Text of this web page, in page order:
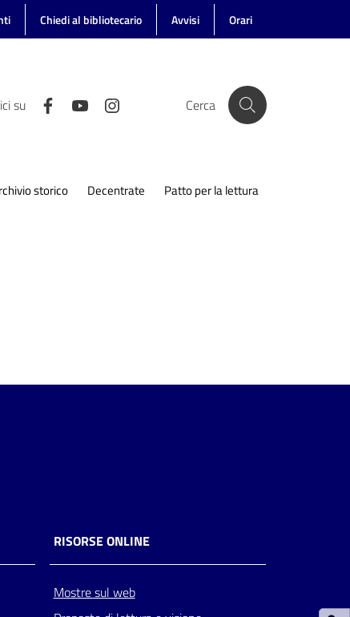
Chiedi al bibliotecario Avvisi Orari
su Cerca
storico Decentrate Patto per la lettura
RISORSE ONLINE
Mostre sul web